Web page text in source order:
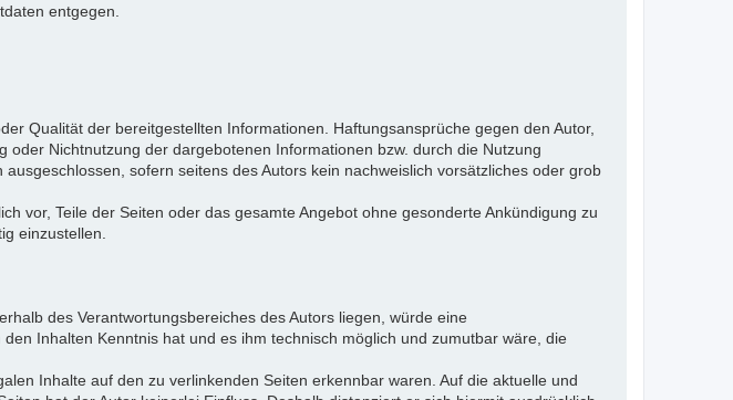
entgegen.
Qualität der bereitgestellten Informationen. Haftungsansprüche gegen den Autor,
Nichtnutzung der dargebotenen Informationen bzw. durch die Nutzung
sofern seitens des Autors kein nachweislich vorsätzliches oder grob
vor, Teile der Seiten oder das gesamte Angebot ohne gesonderte Ankündigung zu
einzustellen.
des Verantwortungsbereiches des Autors liegen, würde eine
Inhalten Kenntnis hat und es ihm technisch möglich und zumutbar wäre, die
Inhalte auf den zu verlinkenden Seiten erkennbar waren. Auf die aktuelle und